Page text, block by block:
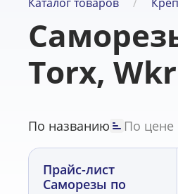
Torx,
По названию По цене
Прайс-лист
Саморезы по